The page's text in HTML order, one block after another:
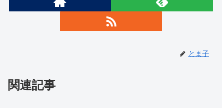
とま子
関連記事